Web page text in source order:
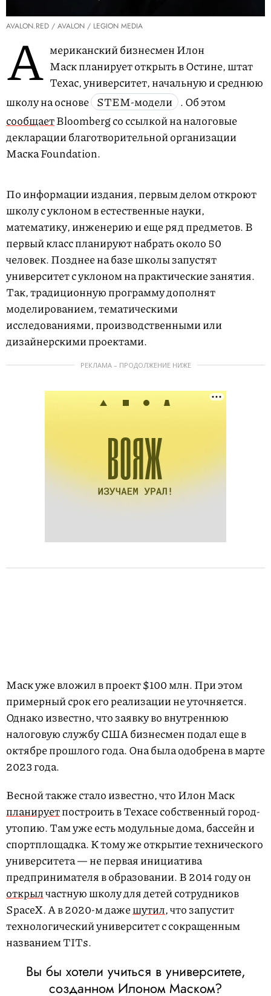
AVALON.RED / AVALON / LEGION MEDIA
А мериканский бизнесмен Илон
Маск планирует открыть в Остине, штат
Техас, университет, начальную и среднюю
школу на основе STEM-модели . Об этом
сообщаетBloomberg со ссылкой на налоговые
декларации благотворительной организации
Маска Foundation.
По информации издания, первым делом откроют
школу с уклоном в естественные науки,
математику, инженерию и еще ряд предметов. В
первый класс планируют набрать около 50
человек. Позднее на базе школы запустят
университет с уклоном на практические занятия.
Так, традиционную программу дополнят
моделированием, тематическими
исследованиями, производственными или
дизайнерскими проектами.
РЕКЛАМА – ПРОДОЛЖЕНИЕ НИЖЕ
Маск уже вложил в проект $100 млн. При этом
примерный срок его реализации не уточняется.
Однако известно, что заявку во внутреннюю
налоговую службу США бизнесмен подал еще в
октябре прошлого года. Она была одобрена в марте
2023 года.
Весной также стало известно, что Илон Маск
планируетпостроить в Техасе собственный город-
утопию. Там уже есть модульные дома, бассейн и
спортплощадка. К тому же открытие технического
университета — не первая инициатива
предпринимателя в образовании. В 2014 году он
открылчастную школу для детей сотрудников
SpaceX. А в 2020-м дажешутил, что запустит
технологический университет с сокращенным
названием TITs.
Вы бы хотели учиться в университете,
созданном Илоном Маском?